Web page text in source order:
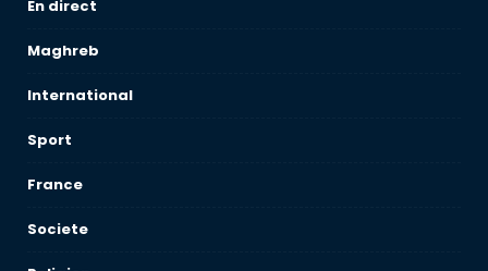
En direct
Maghreb
International
Sport
France
Societe